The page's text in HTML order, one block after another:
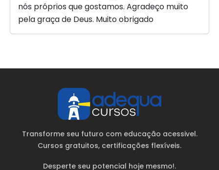
nós próprios que gostamos. Agradeço muito
pela graça de Deus. Muito obrigado
Transforme seu futuro com educação acessivel.
Cursos gratuitos, certificações flexíveis.
Desperte seu potencial hoje mesmo!.